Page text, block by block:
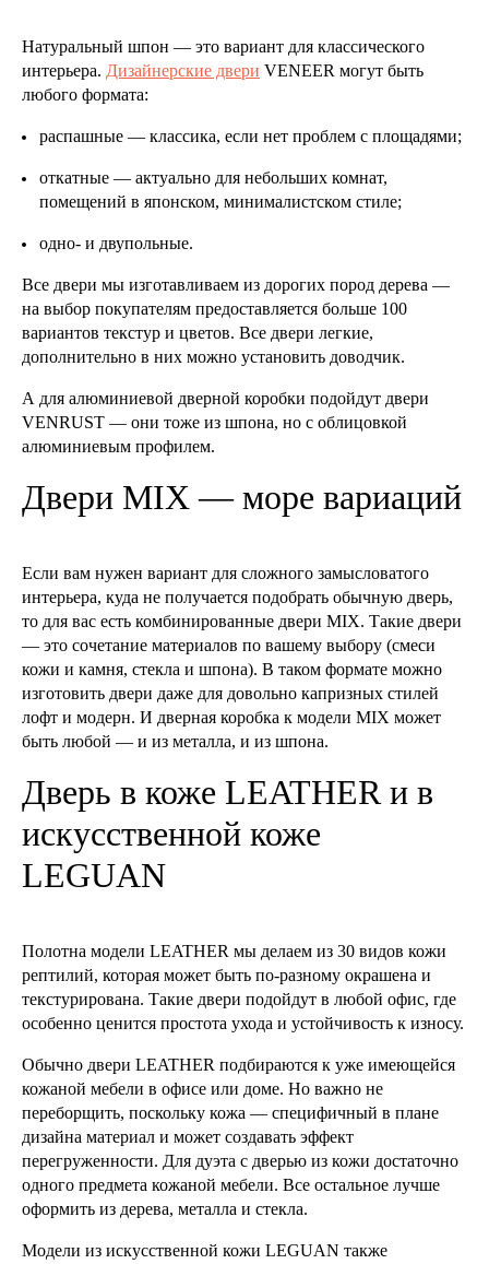
Натуральный шпон — это вариант для классического
интерьера. Дизайнерские двери VENEER могут быть
любого формата:
распашные — классика, если нет проблем с площадями;
откатные — актуально для небольших комнат,
помещений в японском, минималистском стиле;
одно- и двупольные.
Все двери мы изготавливаем из дорогих пород дерева —
на выбор покупателям предоставляется больше 100
вариантов текстур и цветов. Все двери легкие,
дополнительно в них можно установить доводчик.
А для алюминиевой дверной коробки подойдут двери
VENRUST — они тоже из шпона, но с облицовкой
алюминиевым профилем.
Двери MIX — море вариаций
Если вам нужен вариант для сложного замысловатого
интерьера, куда не получается подобрать обычную дверь,
то для вас есть комбинированные двери MIX. Такие двери
— это сочетание материалов по вашему выбору (смеси
кожи и камня, стекла и шпона). В таком формате можно
изготовить двери даже для довольно капризных стилей
лофт и модерн. И дверная коробка к модели MIX может
быть любой — и из металла, и из шпона.
Дверь в коже LEATHER и в
искусственной коже
LEGUAN
Полотна модели LEATHER мы делаем из 30 видов кожи
рептилий, которая может быть по-разному окрашена и
текстурирована. Такие двери подойдут в любой офис, где
особенно ценится простота ухода и устойчивость к износу.
Обычно двери LEATHER подбираются к уже имеющейся
кожаной мебели в офисе или доме. Но важно не
переборщить, поскольку кожа — специфичный в плане
дизайна материал и может создавать эффект
перегруженности. Для дуэта с дверью из кожи достаточно
одного предмета кожаной мебели. Все остальное лучше
оформить из дерева, металла и стекла.
Модели из искусственной кожи LEGUAN также